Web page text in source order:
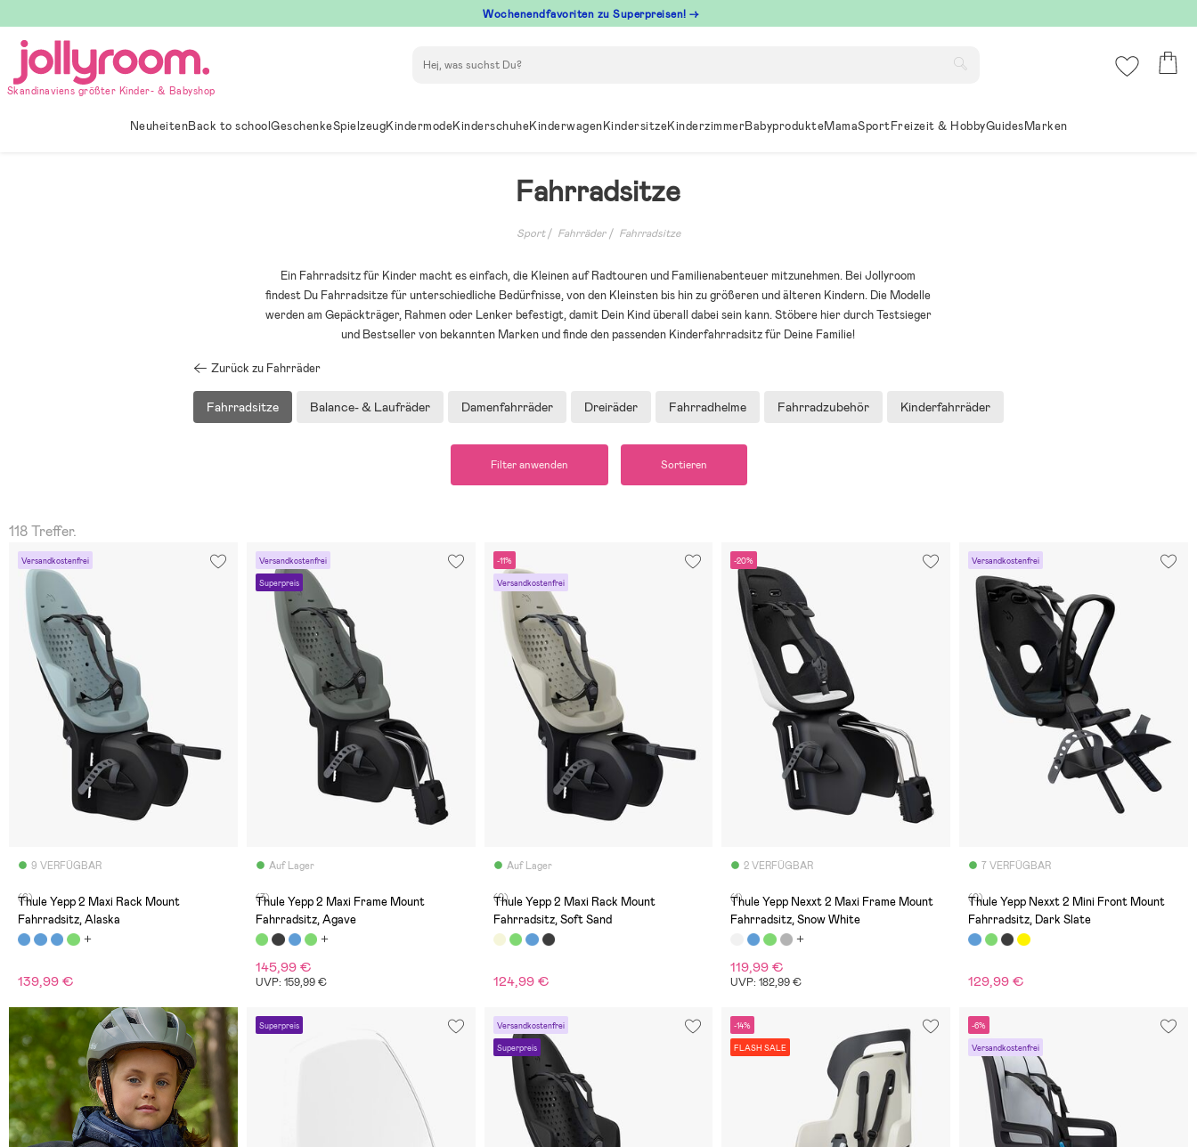
till
innehållet
Wochenendfavoriten zu Superpreisen! →
Skandinaviens größter Kinder- & Babyshop
NeuheitenBack to schoolGeschenkeSpielzeugKindermodeKinderschuheKinderwagenKindersitzeKinderzimmerBabyprodukteMamaSportFreizeit & HobbyGuidesMarken
Fahrradsitze
Sport Fahrräder Fahrradsitze
Ein Fahrradsitz für Kinder macht es einfach, die Kleinen auf Radtouren und Familienabenteuer mitzunehmen. Bei Jollyroom
findest Du Fahrradsitze für unterschiedliche Bedürfnisse, von den Kleinsten bis hin zu größeren und älteren Kindern. Die Modelle
werden am Gepäckträger, Rahmen oder Lenker befestigt, damit Dein Kind überall dabei sein kann. Stöbere hier durch Testsieger
und Bestseller von bekannten Marken und finde den passenden Kinderfahrradsitz für Deine Familie!
Zurück zu Fahrräder
Fahrradsitze Balance- & Laufräder Damenfahrräder Dreiräder Fahrradhelme Fahrradzubehör Kinderfahrräder
Filter anwenden Sortieren
118 Treffer.
Versandkostenfrei
9 VERFÜGBAR
(6)
Thule Yepp 2 Maxi Rack Mount
Fahrradsitz, Alaska
139,99 €
Versandkostenfrei
Superpreis
Auf Lager
(3)
Thule Yepp 2 Maxi Frame Mount
Fahrradsitz, Agave
145,99 €
UVP: 159,99 €
-11%
Versandkostenfrei
Auf Lager
(0)
Thule Yepp 2 Maxi Rack Mount
Fahrradsitz, Soft Sand
124,99 €
-20%
2 VERFÜGBAR
(1)
Thule Yepp Nexxt 2 Maxi Frame Mount
Fahrradsitz, Snow White
119,99 €
UVP: 182,99 €
Versandkostenfrei
7 VERFÜGBAR
(0)
Thule Yepp Nexxt 2 Mini Front Mount
Fahrradsitz, Dark Slate
129,99 €
Superpreis Versandkostenfrei
Superpreis
-14%
FLASH SALE
-6%
Versandkostenfrei